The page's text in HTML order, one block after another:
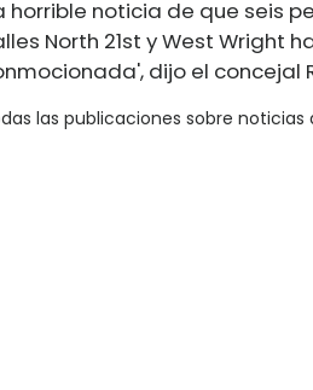
horrible noticia de que seis
North 21st y West Wright
dijo el concejal
las publicaciones sobre